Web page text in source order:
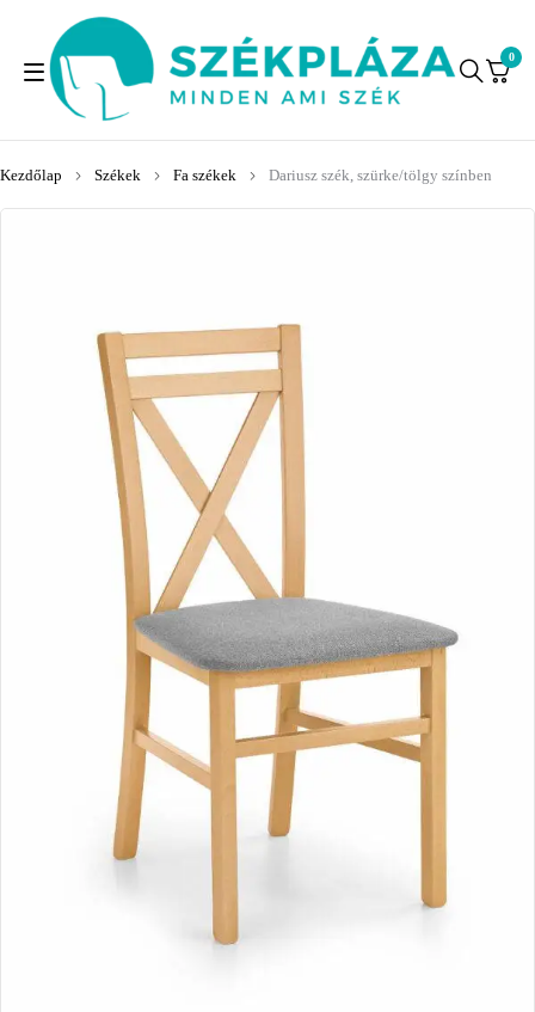
0
Kezdőlap Székek Fa székek Dariusz szék, szürke/tölgy színben